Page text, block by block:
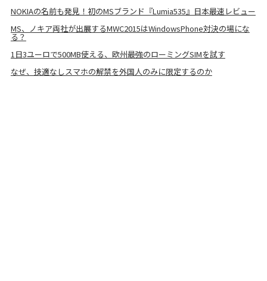
NOKIAの名前も発見！初のMSブランド『Lumia535』日本最速レビュー
MS、ノキア両社が出展するMWC2015はWindowsPhone対決の場にな
る？
1日3ユーロで500MB使える、欧州最強のローミングSIMを試す
なぜ、技適なしスマホの解禁を外国人のみに限定するのか